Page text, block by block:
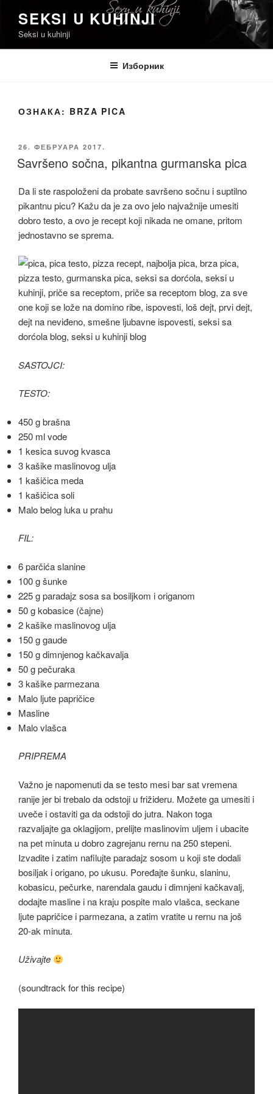
садржај
SEKSI U KUHINJI
Seksi u kuhinji
Изборник
ОЗНАКА: BRZA PICA
ОБЈАВЉЕНО
26. ФЕБРУАРА 2017.
Savršeno sočna, pikantna gurmanska pica
Da li ste raspoloženi da probate savršeno sočnu i suptilno
pikantnu picu? Kažu da je za ovo jelo najvažnije umesiti
dobro testo, a ovo je recept koji nikada ne omane, pritom
jednostavno se sprema.
SASTOJCI:
TESTO:
450 g brašna
250 ml vode
1 kesica suvog kvasca
3 kašike maslinovog ulja
1 kašičica meda
1 kašičica soli
Malo belog luka u prahu
FIL:
6 parčića slanine
100 g šunke
225 g paradajz sosa sa bosiljkom i origanom
50 g kobasice (čajne)
2 kašike maslinovog ulja
150 g gaude
150 g dimnjenog kačkavalja
50 g pečuraka
3 kašike parmezana
Malo ljute papričice
Masline
Malo vlašca
PRIPREMA
Važno je napomenuti da se testo mesi bar sat vremena
ranije jer bi trebalo da odstoji u frižideru. Možete ga umesiti i
uveče i ostaviti ga da odstoji do jutra. Nakon toga
razvaljajte ga oklagijom, prelijte maslinovim uljem i ubacite
na pet minuta u dobro zagrejanu rernu na 250 stepeni.
Izvadite i zatim nafilujte paradajz sosom u koji ste dodali
bosiljak i origano, po ukusu. Poređajte šunku, slaninu,
kobasicu, pečurke, narendala gaudu i dimnjeni kačkavalj,
dodajte masline i na kraju pospite malo vlašca, seckane
ljute papričice i parmezana, a zatim vratite u rernu na još
20-ak minuta.
Uživajte
(soundtrack for this recipe)